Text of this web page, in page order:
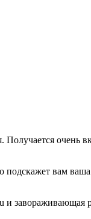
очень
подскажет вам
и завораживающая